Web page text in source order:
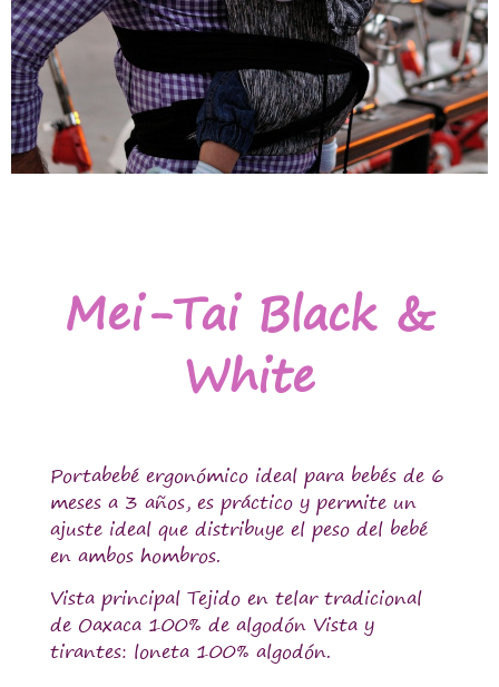
Mei-Tai Black &
White
Portabebé ergonómico ideal para bebés de 6
meses a 3 años, es práctico y permite un
ajuste ideal que distribuye el peso del bebé
en ambos hombros.
Vista principal Tejido en telar tradicional
de Oaxaca 100% de algodón Vista y
tirantes: loneta 100% algodón.